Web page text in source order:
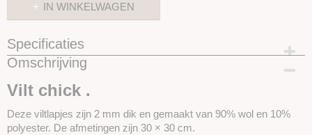
IN WINKELWAGEN
Specificaties
Productcode
Omschrijving
Vilt chick .
Deze viltlapjes zijn 2 mm dik en gemaakt van 90% wol en 10%
polyester. De afmetingen zijn 30 × 30 cm.